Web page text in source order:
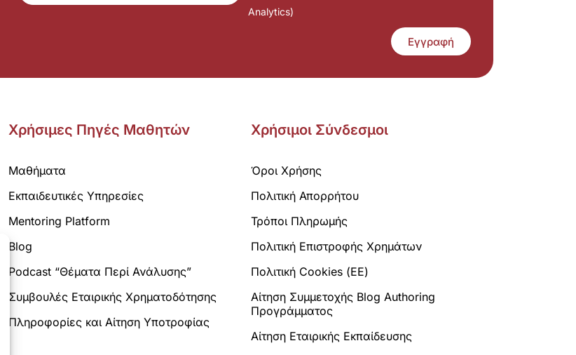
Analytics)
Εγγραφή
Χρήσιμες Πηγές Μαθητών
Μαθήματα
Εκπαιδευτικές Υπηρεσίες
Mentoring Platform
Blog
Podcast “Θέματα Περί Ανάλυσης”
Συμβουλές Εταιρικής Χρηματοδότησης
Πληροφορίες και Αίτηση Υποτροφίας
Χρήσιμοι Σύνδεσμοι
Όροι Χρήσης
Πολιτική Απορρήτου
Τρόποι Πληρωμής
Πολιτική Επιστροφής Χρημάτων
Πολιτική Cookies (ΕΕ)
Αίτηση Συμμετοχής Blog Authoring
Προγράμματος
Αίτηση Εταιρικής Εκπαίδευσης